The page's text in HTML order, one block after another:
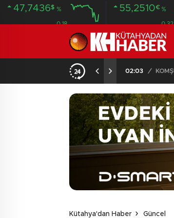
47,7436$ %
0.18
55,2510€ %
0.32
02:03 /
Kütahya'dan Haber Güncel